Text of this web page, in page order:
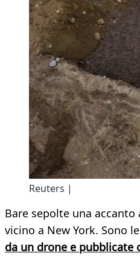
Reuters |
Bare sepolte una
vicino a New York. Sono le
da un drone e pubblicate